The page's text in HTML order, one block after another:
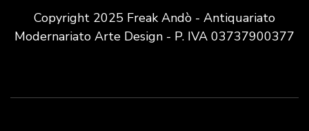
Copyright 2025 Freak Andò - Antiquariato
Modernariato Arte Design - P. IVA 03737900377